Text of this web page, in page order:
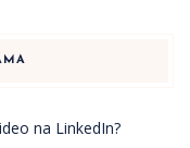
na LinkedIn?